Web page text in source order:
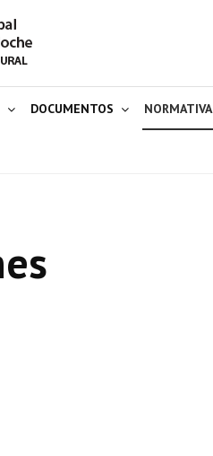
DOCUMENTOS NORMATIVA